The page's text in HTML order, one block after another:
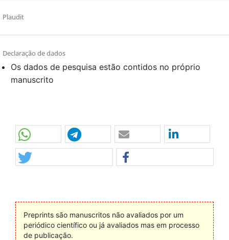
Plaudit
Declaração de dados
Os dados de pesquisa estão contidos no próprio
manuscrito
Preprints são manuscritos não avaliados por um
periódico científico ou já avaliados mas em processo
de publicação.